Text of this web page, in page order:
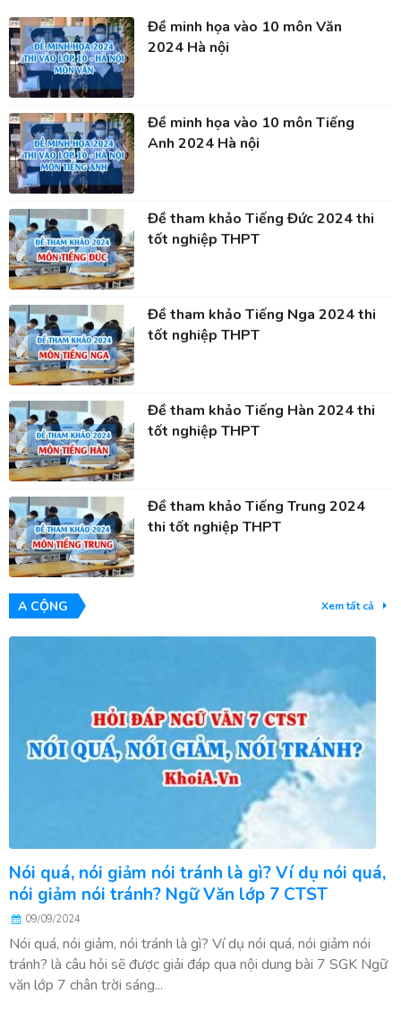
Đề minh họa vào 10 môn Văn
2024 Hà nội
Đề minh họa vào 10 môn Tiếng
Anh 2024 Hà nội
Đề tham khảo Tiếng Đức 2024 thi
tốt nghiệp THPT
Đề tham khảo Tiếng Nga 2024 thi
tốt nghiệp THPT
Đề tham khảo Tiếng Hàn 2024 thi
tốt nghiệp THPT
Đề tham khảo Tiếng Trung 2024
thi tốt nghiệp THPT
A CỘNG Xem tất cả
Nói quá, nói giảm nói tránh là gì? Ví dụ nói quá,
nói giảm nói tránh? Ngữ Văn lớp 7 CTST
09/09/2024
Nói quá, nói giảm, nói tránh là gì? Ví dụ nói quá, nói giảm nói
tránh? là câu hỏi sẽ được giải đáp qua nội dung bài 7 SGK Ngữ
văn lớp 7 chân trời sáng...